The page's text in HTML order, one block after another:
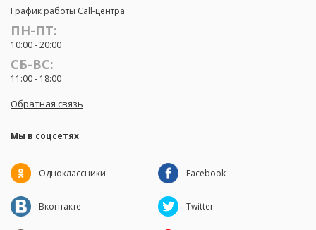
График работы Call-центра
ПН-ПТ:
10:00 - 20:00
СБ-ВС:
11:00 - 18:00
Обратная связь
Мы в соцсетях
Одноклассники Facebook
Вконтакте Twitter